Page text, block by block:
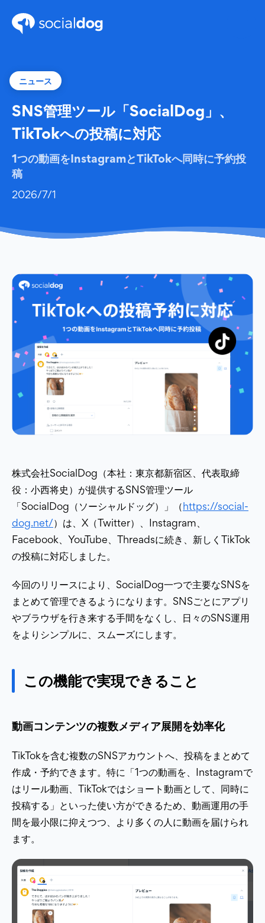
ニュース
SNS管理ツール「SocialDog」、
TikTokへの投稿に対応
1つの動画をInstagramとTikTokへ同時に予約投
稿
2026/7/1
株式会社SocialDog（本社：東京都新宿区、代表取締
役：小西将史）が提供するSNS管理ツール
「SocialDog（ソーシャルドッグ）」（https://social-
dog.net/）は、X（Twitter）、Instagram、
Facebook、YouTube、Threadsに続き、新しくTikTok
の投稿に対応しました。
今回のリリースにより、SocialDog一つで主要なSNSを
まとめて管理できるようになります。SNSごとにアプリ
やブラウザを行き来する手間をなくし、日々のSNS運用
をよりシンプルに、スムーズにします。
この機能で実現できること
動画コンテンツの複数メディア展開を効率化
TikTokを含む複数のSNSアカウントへ、投稿をまとめて
作成・予約できます。特に「1つの動画を、Instagramで
はリール動画、TikTokではショート動画として、同時に
投稿する」といった使い方ができるため、動画運用の手
間を最小限に抑えつつ、より多くの人に動画を届けられ
ます。